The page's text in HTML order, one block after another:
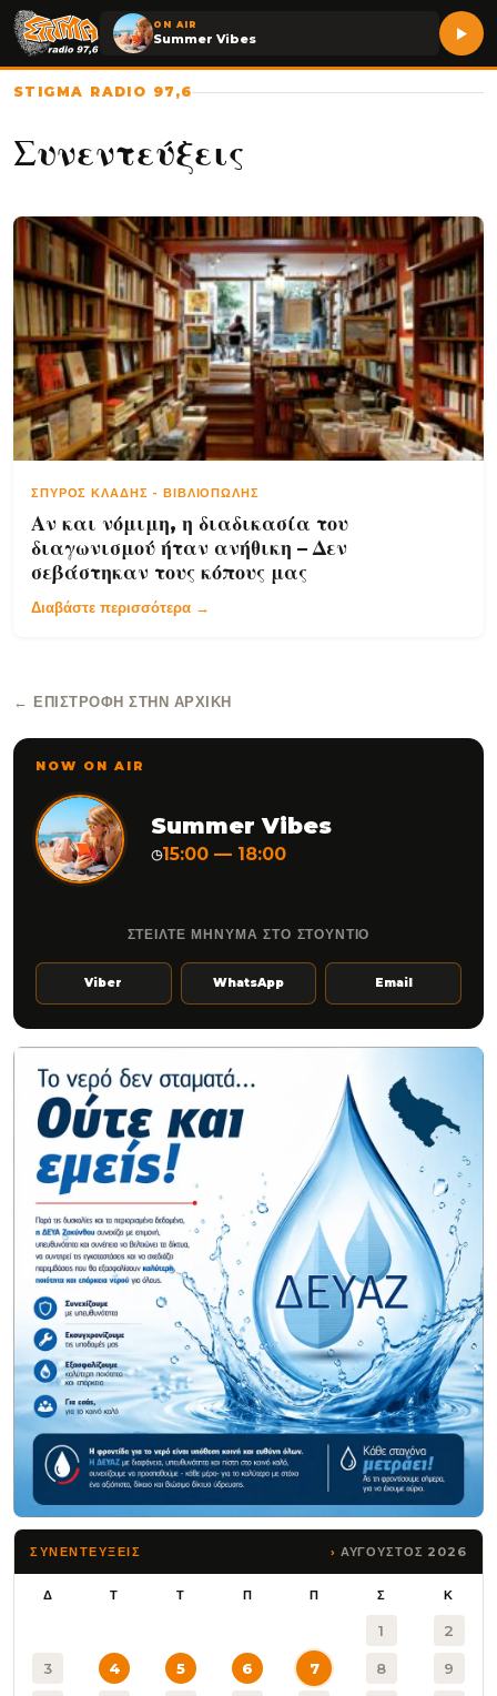
ON AIR
Summer Vibes
STIGMA RADIO 97,6
Συνεντεύξεις
ΣΠΎΡΟΣ ΚΛΆΔΗΣ -ΒΙΒΛΙΟΠΏΛΗΣ
Αν και νόμιμη, η διαδικασία του
διαγωνισμού ήταν ανήθικη – Δεν
σεβάστηκαν τους κόπους μας
Διαβάστε περισσότερα →
← ΕΠΙΣΤΡΟΦΉ ΣΤΗΝ ΑΡΧΙΚΉ
NOW ON AIR
Summer Vibes
◷15:00 — 18:00
ΣΤΕΙΛΤΕ ΜΗΝΥΜΑ ΣΤΟ ΣΤΟΥΝΤΙΟ
Viber WhatsApp Email
ΣΥΝΕΝΤΕΥΞΕΙΣ ΑΥΓΟΥΣΤΟΣ 2026
Δ Τ Τ Π Π Σ Κ
1 2
3 4 5 6 7 8 9